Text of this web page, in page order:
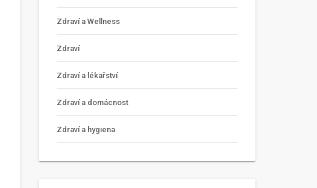
Zdraví a Wellness
Zdraví
Zdraví a lékařství
Zdraví a domácnost
Zdraví a hygiena